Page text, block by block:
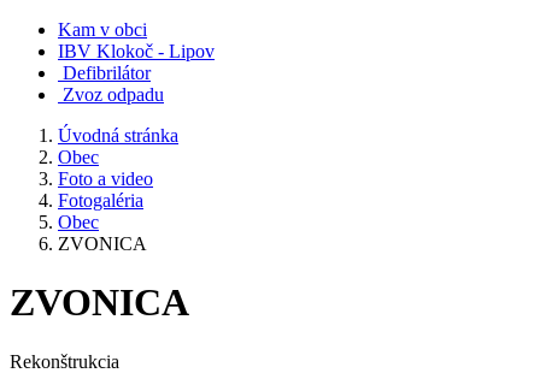
Kam v obci
IBV Klokoč - Lipov
Defibrilátor
Zvoz odpadu
Úvodná stránka
Obec
Foto a video
Fotogaléria
Obec
ZVONICA
ZVONICA
Rekonštrukcia